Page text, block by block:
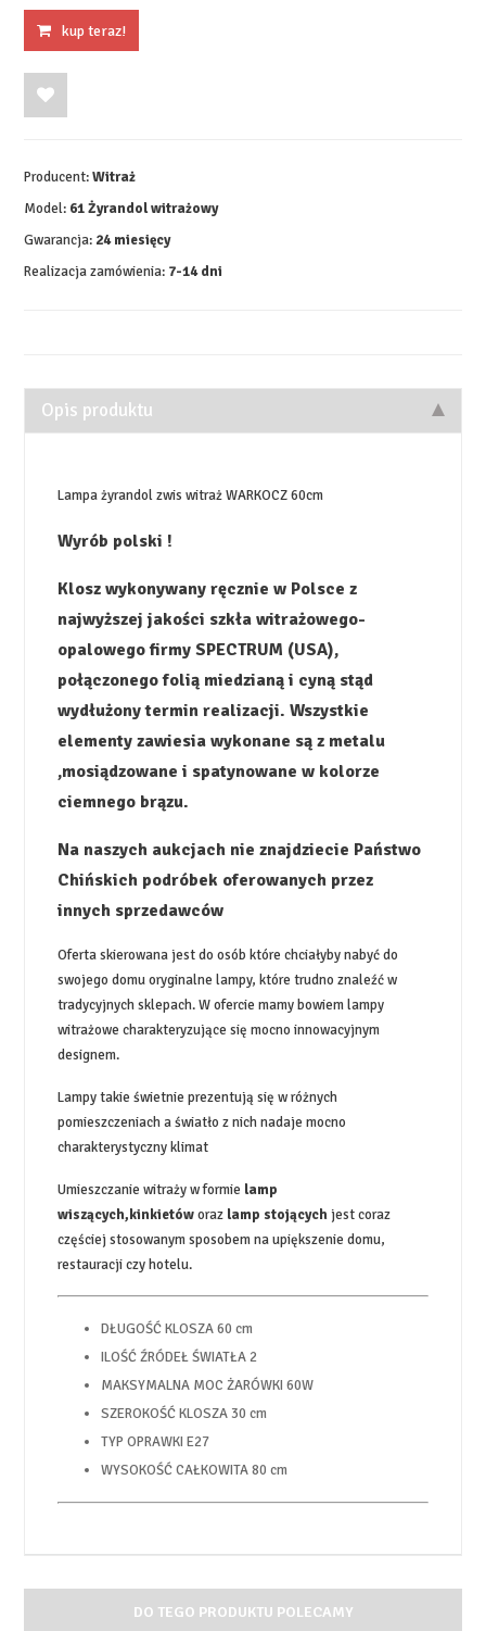
kup teraz!
Producent:Witraż
Model: 61 Żyrandol witrażowy
Gwarancja: 24 miesięcy
Realizacja zamówienia: 7-14 dni
Opis produktu
Lampa żyrandol zwis witraż WARKOCZ 60cm
Wyrób polski !
Klosz wykonywany ręcznie w Polsce z
najwyższej jakości szkła witrażowego-
opalowego firmy SPECTRUM (USA),
połączonego folią miedzianą i cyną stąd
wydłużony termin realizacji. Wszystkie
elementy zawiesia wykonane są z metalu
,mosiądzowane i spatynowane w kolorze
ciemnego brązu.
Na naszych aukcjach nie znajdziecie Państwo
Chińskich podróbek oferowanych przez
innych sprzedawców
Oferta skierowana jest do osób które chciałyby nabyć do
swojego domu oryginalne lampy, które trudno znaleźć w
tradycyjnych sklepach. W ofercie mamy bowiem lampy
witrażowe charakteryzujące się mocno innowacyjnym
designem.
Lampy takie świetnie prezentują się w różnych
pomieszczeniach a światło z nich nadaje mocno
charakterystyczny klimat
Umieszczanie witraży w formie lamp
wiszących,kinkietóworaz lamp stojącychjest coraz
częściej stosowanym sposobem na upiększenie domu,
restauracji czy hotelu.
DŁUGOŚĆ KLOSZA60 cm
ILOŚĆ ŹRÓDEŁ ŚWIATŁA 2
MAKSYMALNA MOC ŻARÓWKI 60W
SZEROKOŚĆ KLOSZA 30 cm
TYP OPRAWKI E27
WYSOKOŚĆ CAŁKOWITA80 cm
DO TEGO PRODUKTU POLECAMY